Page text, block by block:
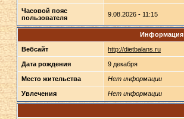
Часовой пояс
пользователя
9.08.2026 - 11:15
Информация
Вебсайт http://dietbalans.ru
Дата рождения 9 декабря
Место жительства Нет информации
Увлечения Нет информации